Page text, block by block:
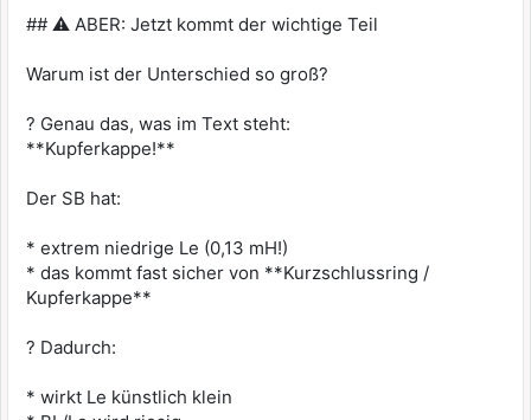
## ⚠️ ABER: Jetzt kommt der wichtige Teil
Warum ist der Unterschied so groß?
? Genau das, was im Text steht:
**Kupferkappe!**
Der SB hat:
* extrem niedrige Le (0,13 mH!)
* das kommt fast sicher von **Kurzschlussring /
Kupferkappe**
? Dadurch:
* wirkt Le künstlich klein